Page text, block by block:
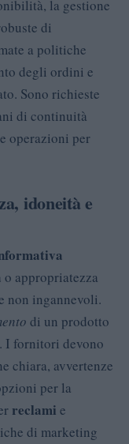
la gestione
di
a politiche
degli ordini e
Sono richieste
di continuità
operazioni per
idoneità e
o appropriatezza
non ingannevoli.
di un prodotto
I fornitori devono
chiara, avvertenze
per la
reclami e
di marketing